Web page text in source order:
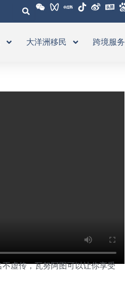
大洋洲移民 跨境服务
虚传，瓦努阿图可以让你享受